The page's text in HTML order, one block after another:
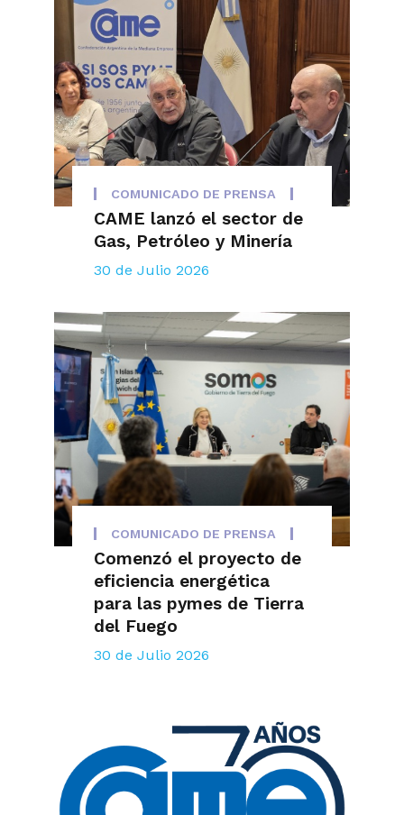
COMUNICADO DE PRENSA
CAME lanzó el sector de
Gas, Petróleo y Minería
30 de Julio 2026
COMUNICADO DE PRENSA
Comenzó el proyecto de
eficiencia energética
para las pymes de Tierra
del Fuego
30 de Julio 2026